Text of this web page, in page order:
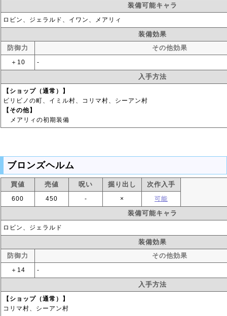
装備可能キャラ
ロビン、ジェラルド、イワン、メアリィ
装備効果
防御力
その他効果
＋10 ‐
入手方法
【ショップ（通常）】
ビリビノの町、イミル村、コリマ村、シーアン村
【その他】
メアリィの初期装備
ブロンズヘルム
買値 売値 呪い 掘り出し 次作入手
600 450 ‐ × 可能
装備可能キャラ
ロビン、ジェラルド
装備効果
防御力
その他効果
＋14 ‐
入手方法
【ショップ（通常）】
コリマ村、シーアン村